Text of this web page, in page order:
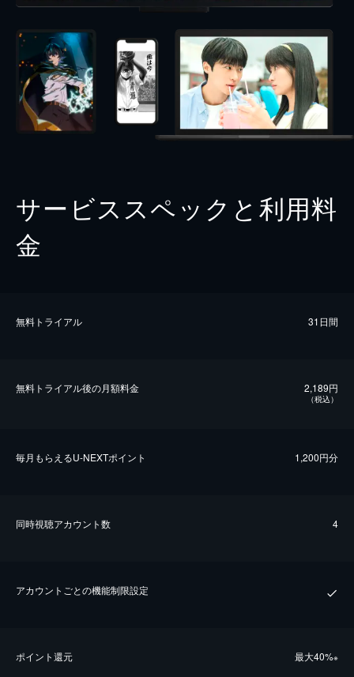
サービススペックと利用料
金
無料トライアル 31日間
無料トライアル後の⽉額料金 2,189円
（税込）
毎⽉もらえるU-NEXTポイント 1,200円分
同時視聴アカウント数 4
アカウントごとの機能制限設定
ポイント還元 最⼤40%※